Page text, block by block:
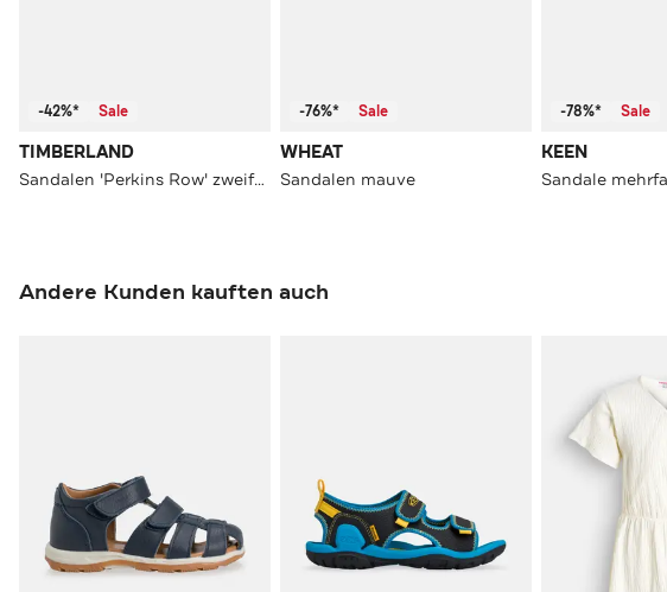
-42%* Sale
TIMBERLAND
Sandalen 'Perkins Row' zweifarbig
-76%* Sale
WHEAT
Sandalen mauve
-78%* Sale
KEEN
Sandale
Andere Kunden kauften auch